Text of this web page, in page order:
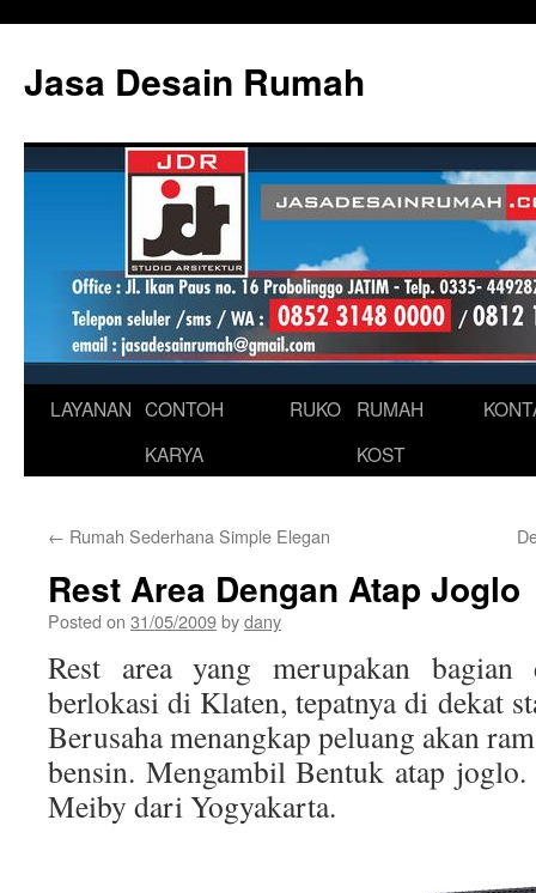
content
Jasa Desain Rumah
LAYANAN CONTOH
KARYA
RUKO
RUMAH
KOST
← Rumah Sederhana Simple Elegan
Rest Area Dengan Atap Joglo
Posted on 31/05/2009bydany
Rest area yang merupakan
berlokasi di Klaten, tepatnya di dekat
Berusaha menangkap peluang akan
bensin. Mengambil Bentuk atap
Meiby dari Yogyakarta.